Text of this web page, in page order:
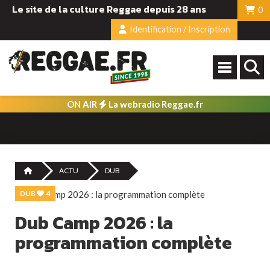
Le site de la culture Reggae depuis 28 ans
0
Identification / Inscription
ON AIR La webradio Reggae.fr
ACTU DUB
DUB 4
Dub Camp 2026 : la
programmation complète